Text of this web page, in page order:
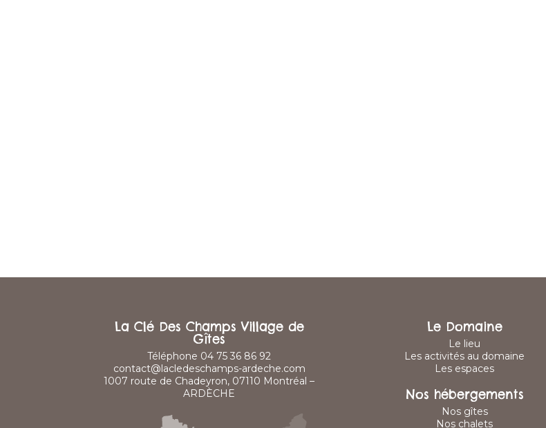
La Clé Des Champs Village de
Gîtes
Téléphone 04 75 36 86 92
contact@lacledeschamps-ardeche.com
1007 route de Chadeyron, 07110 Montréal –
ARDÈCHE
Le Domaine
Le lieu
Les activités au domaine
Les espaces
Nos hébergements
Nos gîtes
Nos chalets